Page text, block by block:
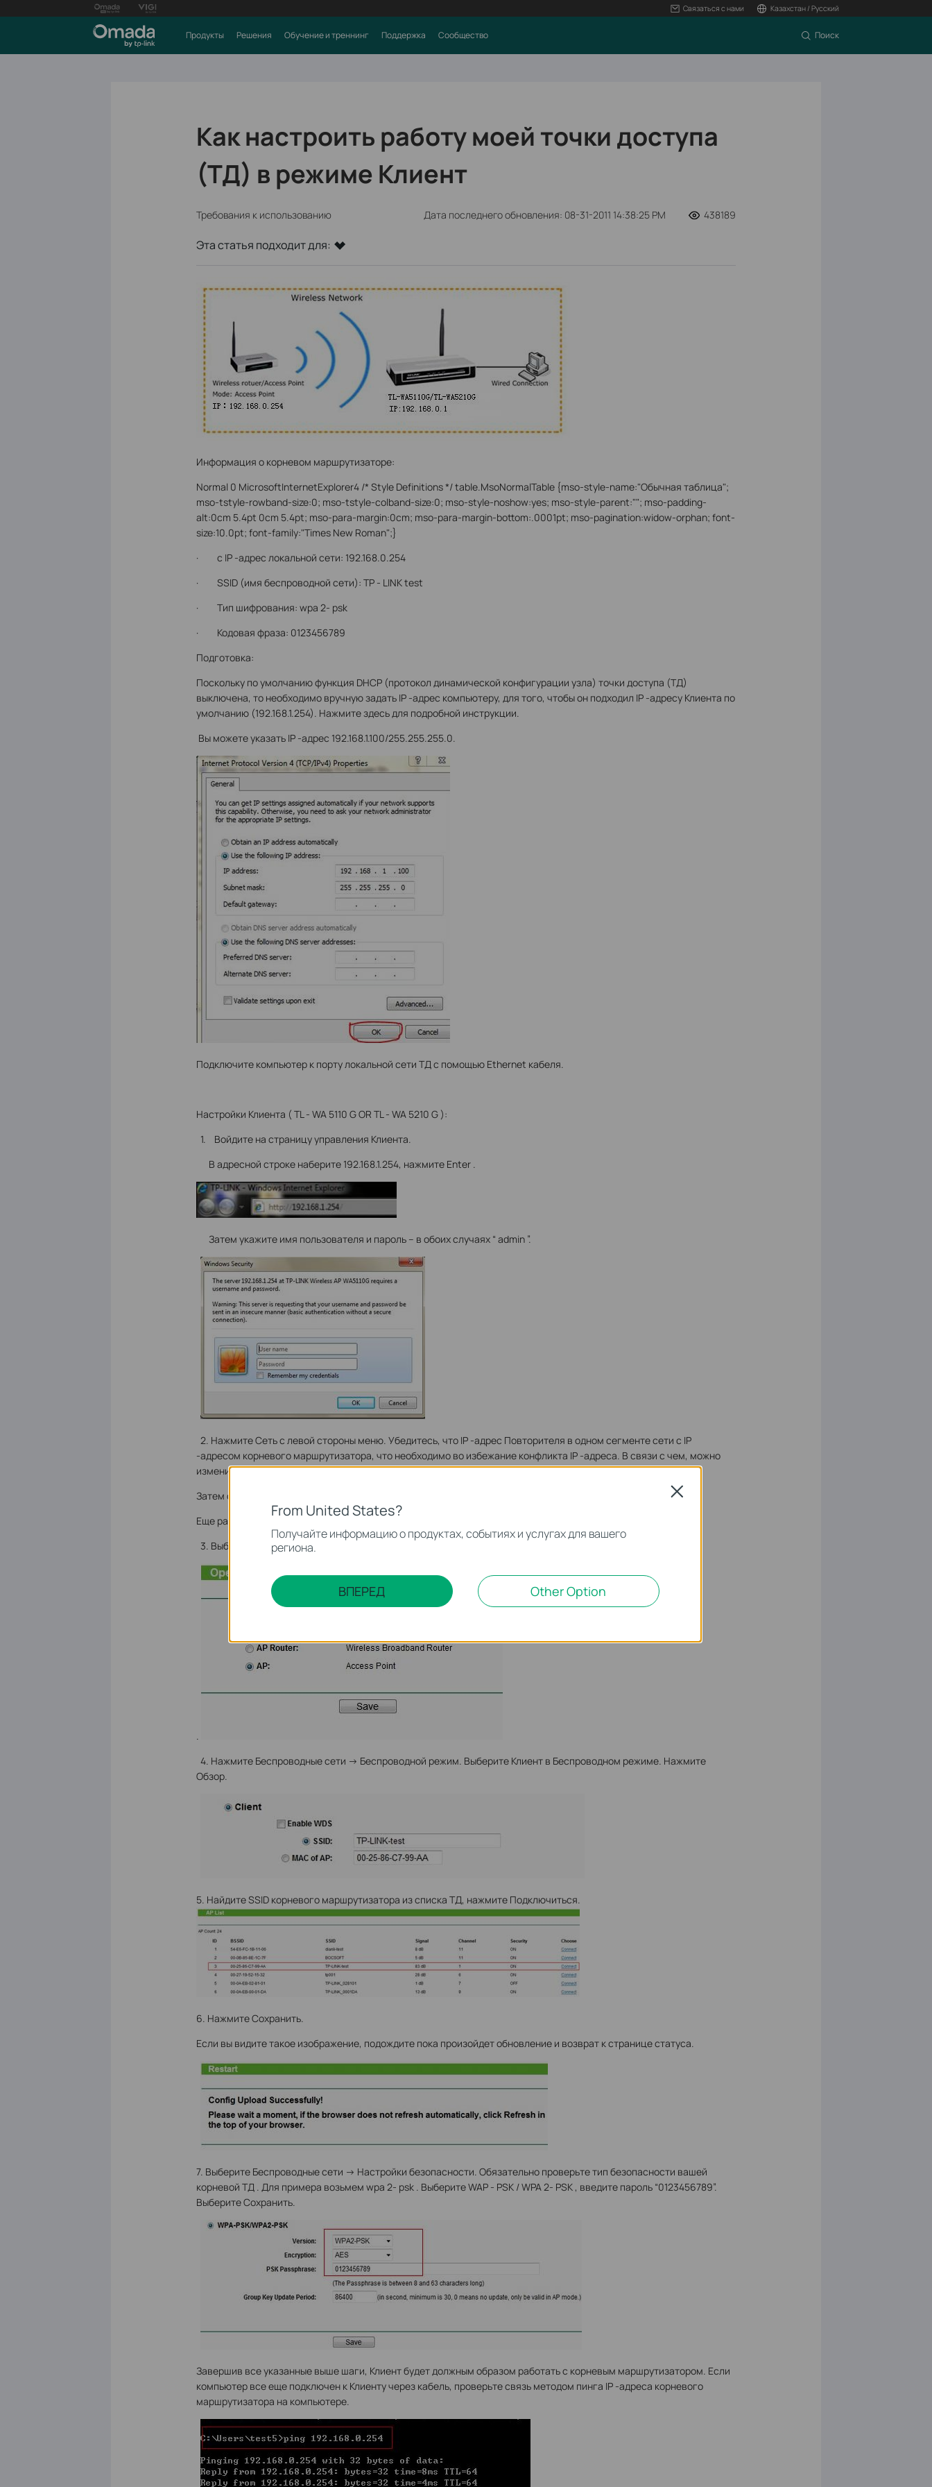
Связаться с нами Казахстан / Русский
Продукты Решения Обучение и треннинг Поддержка Сообщество Поиск
Как настроить работу моей точки доступа
(ТД) в режиме Клиент
Требования к использованию Дата последнего обновления: 08-31-2011 14:38:25 PM 438189
Эта статья подходит для:
Информация о корневом маршрутизаторе:
Normal 0 MicrosoftInternetExplorer4 /* Style Definitions */ table.MsoNormalTable {mso-style-name:"Обычная таблица";
mso-tstyle-rowband-size:0; mso-tstyle-colband-size:0; mso-style-noshow:yes; mso-style-parent:""; mso-padding-
alt:0cm 5.4pt 0cm 5.4pt; mso-para-margin:0cm; mso-para-margin-bottom:.0001pt; mso-pagination:widow-orphan; font-
size:10.0pt; font-family:"Times New Roman";}
· с IP -адрес локальной сети: 192.168.0.254
· SSID (имя беспроводной сети): TP - LINK test
· Тип шифрования: wpa 2- psk
· Кодовая фраза: 0123456789
Подготовка:
Поскольку по умолчанию функция DHCP (протокол динамической конфигурации узла) точки доступа (ТД)
выключена, то необходимо вручную задать IP -адрес компьютеру, для того, чтобы он подходил IP -адресу Клиента по
умолчанию (192.168.1.254). Нажмите здесь для подробной инструкции.
Вы можете указать IP -адрес 192.168.1.100/255.255.255.0.
Подключите компьютер к порту локальной сети ТД с помощью Ethernet кабеля.
Настройки Клиента ( TL - WA 5110 G OR TL - WA 5210 G ):
1. Войдите на страницу управления Клиента.
В адресной строке наберите 192.168.1.254, нажмите Enter .
Затем укажите имя пользователя и пароль – в обоих случаях “ admin ”.
2. Нажмите Сеть с левой стороны меню. Убедитесь, что IP -адрес Повторителя в одном сегменте сети с IP
-адресом корневого маршрутизатора, что необходимо во избежание конфликта IP -адреса. В связи с чем, можно
изменить IP -адрес на 192.168.0.1. Нажмите Сохранить
Затем смените IP -адрес вашего компьютера обратно на 192.168.0.100/255.255.255.0
Еще раз войдите на веб-страницу с помощью 192.168.0.1 .
3. Выберите режим работы в левой стороне меню, выберите режим ТД, нажмите Сохранить.
.
4. Нажмите Беспроводные сети -> Беспроводной режим. Выберите Клиент в Беспроводном режиме. Нажмите
Обзор.
5. Найдите SSID корневого маршрутизатора из списка ТД, нажмите Подключиться.
6. Нажмите Сохранить.
Если вы видите такое изображение, подождите пока произойдет обновление и возврат к странице статуса.
7. Выберите Беспроводные сети -> Настройки безопасности. Обязательно проверьте тип безопасности вашей
корневой ТД . Для примера возьмем wpa 2- psk . Выберите WAP - PSK / WPA 2- PSK , введите пароль “0123456789”.
Выберите Сохранить.
Завершив все указанные выше шаги, Клиент будет должным образом работать с корневым маршрутизатором. Если
компьютер все еще подключен к Клиенту через кабель, проверьте связь методом пинга IP -адреса корневого
маршрутизатора на компьютере.
From United States?
Получайте информацию о продуктах, событиях и услугах для вашего
региона.
ВПЕРЕД Other Option
Close